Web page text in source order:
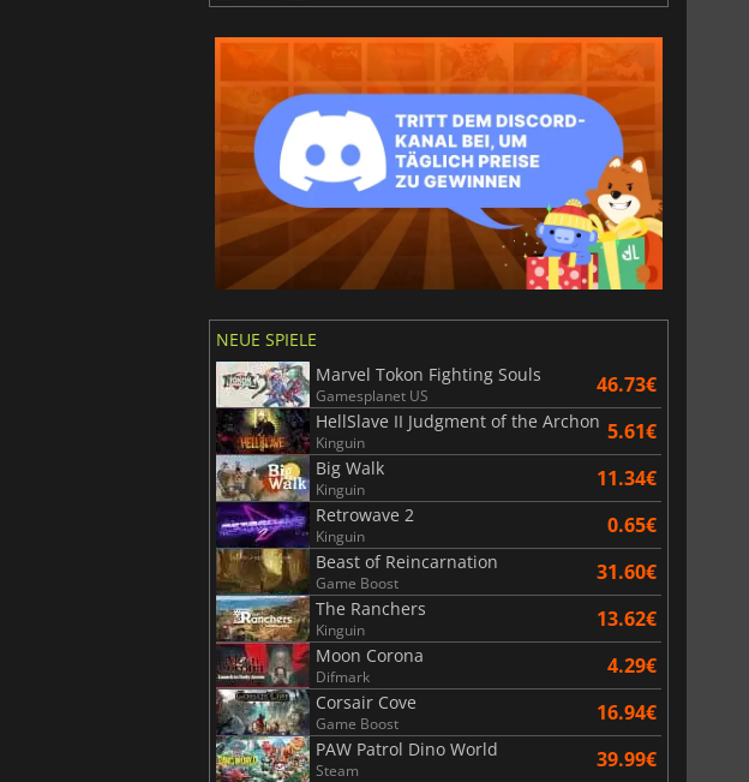
NEUE SPIELE
Marvel Tokon Fighting Souls
Gamesplanet US 46.73€
HellSlave II Judgment of the Archon
Kinguin 5.61€
Big Walk
Kinguin 11.34€
Retrowave 2
Kinguin 0.65€
Beast of Reincarnation
Game Boost 31.60€
The Ranchers
Kinguin 13.62€
Moon Corona
Difmark 4.29€
Corsair Cove
Game Boost 16.94€
PAW Patrol Dino World
Steam 39.99€